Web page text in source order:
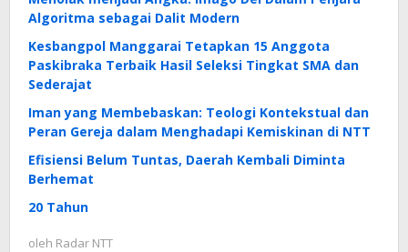
Algoritma sebagai Dalit Modern
Kesbangpol Manggarai Tetapkan 15 Anggota
Paskibraka Terbaik Hasil Seleksi Tingkat SMA dan
Sederajat
Iman yang Membebaskan: Teologi Kontekstual dan
Peran Gereja dalam Menghadapi Kemiskinan di NTT
Efisiensi Belum Tuntas, Daerah Kembali Diminta
Berhemat
20 Tahun
oleh Radar NTT